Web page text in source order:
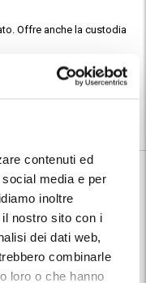
contenuti ed
media e per
inoltre
nostro sito con i
dei dati web,
combinarle
loro o che hanno
Offre anche la custodia
nella conferma
cctv, accessibile, wc
bagagli